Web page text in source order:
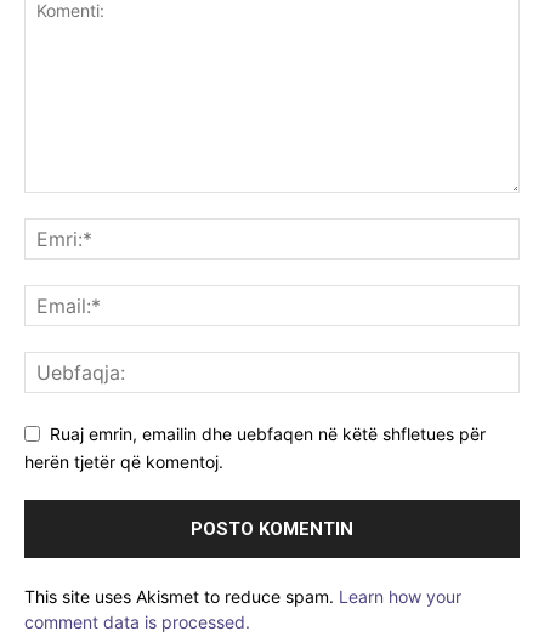
Ruaj emrin, emailin dhe uebfaqen në këtë shfletues për
herën tjetër që komentoj.
This site uses Akismet to reduce spam. Learn how your
comment data is processed.